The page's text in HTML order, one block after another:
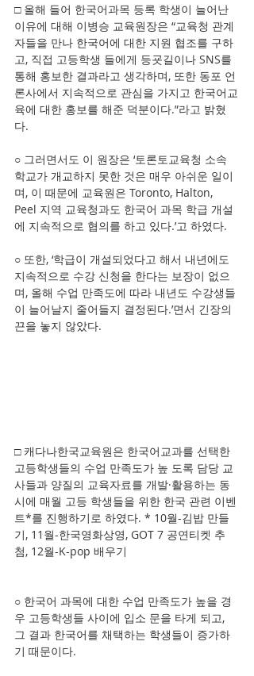
□ 올해 들어 한국어과목 등록 학생이 늘어난
이유에 대해 이병승 교육원장은 “교육청 관계
자들을 만나 한국어에 대한 지원 협조를 구하
고, 직접 고등학생 들에게 등굣길이나 SNS를
통해 홍보한 결과라고 생각하며, 또한 동포 언
론사에서 지속적으로 관심을 가지고 한국어교
육에 대한 홍보를 해준 덕분이다.”라고 밝혔
다.
○ 그러면서도 이 원장은 ‘토론토교육청 소속
학교가 개교하지 못한 것은 매우 아쉬운 일이
며, 이 때문에 교육원은 Toronto, Halton,
Peel 지역 교육청과도 한국어 과목 학급 개설
에 지속적으로 협의를 하고 있다.’고 하였다.
○ 또한, ‘학급이 개설되었다고 해서 내년에도
지속적으로 수강 신청을 한다는 보장이 없으
며, 올해 수업 만족도에 따라 내년도 수강생들
이 늘어날지 줄어들지 결정된다.’면서 긴장의
끈을 놓지 않았다.
□ 캐다나한국교육원은 한국어교과를 선택한
고등학생들의 수업 만족도가 높 도록 담당 교
사들과 양질의 교육자료를 개발·활용하는 동
시에 매월 고등 학생들을 위한 한국 관련 이벤
트*를 진행하기로 하였다. * 10월-김밥 만들
기, 11월-한국영화상영, GOT 7 공연티켓 추
첨, 12월-K-pop 배우기
○ 한국어 과목에 대한 수업 만족도가 높을 경
우 고등학생들 사이에 입소 문을 타게 되고,
그 결과 한국어를 채택하는 학생들이 증가하
기 때문이다.